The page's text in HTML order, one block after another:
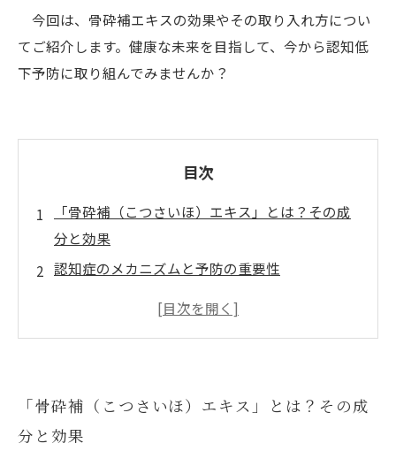
今回は、骨砕補エキスの効果やその取り入れ方につい
てご紹介します。健康な未来を目指して、今から認知低
下予防に取り組んでみませんか？
目次
「骨砕補（こつさいほ）エキス」とは？その成
分と効果
認知症のメカニズムと予防の重要性
「骨砕補（こつさいほ）エキス」が認知機能に
実際の体験談：治療院専用サプリメント内に含
まれている「骨砕補（こつさいほ）エキス」で
「骨砕補（こつさいほ）エキス」とは？その成
分と効果